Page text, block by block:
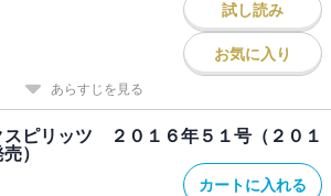
試し読み
お気に入り
あらすじを見る
スピリッツ ２０１６年５１号（２０１
）
カートに入れる